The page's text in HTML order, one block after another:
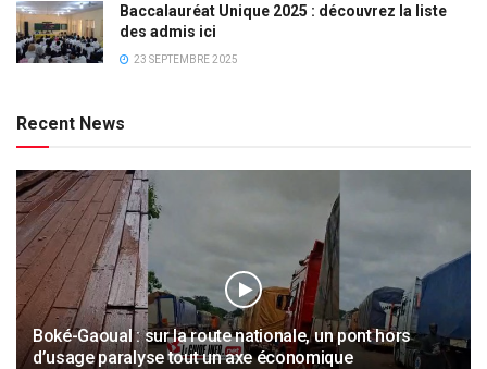
Baccalauréat Unique 2025 : découvrez la liste
des admis ici
23 SEPTEMBRE 2025
Recent News
Boké-Gaoual : sur la route nationale, un pont hors
d’usage paralyse tout un axe économique